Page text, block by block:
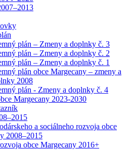
plán – Zmeny a doplnky č. 3
plán – Zmeny a doplnky č. 2
plán – Zmeny a doplnky č. 1
plán obce Margecany – zmeny a
2008
plán - Zmeny a doplnky č. 4
Margecany 2023-2030
a sociálneho rozvoja obce
2008–2015
obce Margecany 2016+